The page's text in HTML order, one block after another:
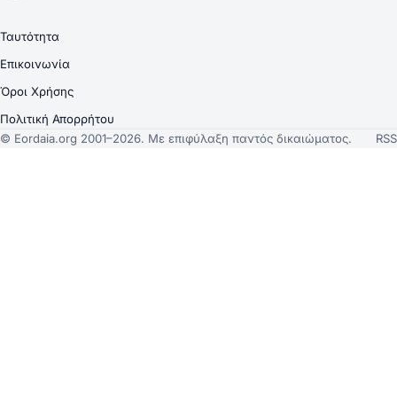
Ταυτότητα
Επικοινωνία
Όροι Χρήσης
Πολιτική Απορρήτου
© Eordaia.org 2001–2026. Με επιφύλαξη παντός δικαιώματος.
RSS